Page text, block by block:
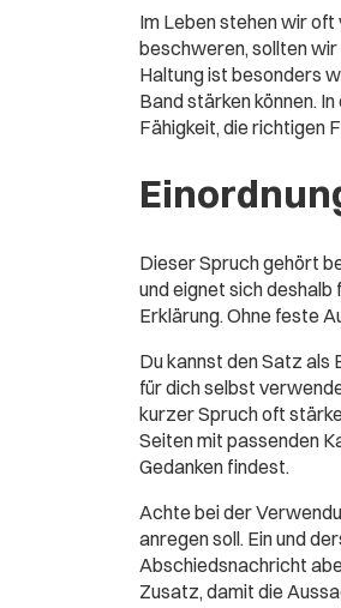
Im Leben stehen wir
beschweren, sollten wir
Haltung ist besonders
Band stärken können.
Fähigkeit, die richtigen
Dieser Spruch gehört
und eignet sich deshalb
Erklärung. Ohne feste
Du kannst den Satz als
für dich selbst
kurzer Spruch oft
Seiten mit passenden
Gedanken findest.
Achte bei der
anregen soll. Ein und
Abschiedsnachricht
Zusatz, damit die